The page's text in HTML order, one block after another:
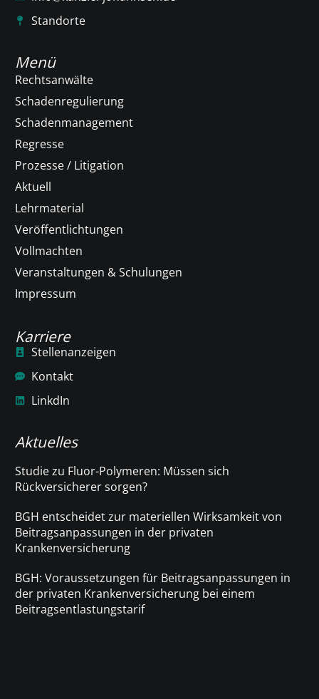
Standorte
Menü
Rechtsanwälte
Schadenregulierung
Schadenmanagement
Regresse
Prozesse / Litigation
Aktuell
Lehrmaterial
Veröffentlichtungen
Vollmachten
Veranstaltungen & Schulungen
Impressum
Karriere
Stellenanzeigen
Kontakt
LinkdIn
Aktuelles
Studie zu Fluor-Polymeren: Müssen sich
Rückversicherer sorgen?
BGH entscheidet zur materiellen Wirksamkeit von
Beitragsanpassungen in der privaten
Krankenversicherung
BGH: Voraussetzungen für Beitragsanpassungen in
der privaten Krankenversicherung bei einem
Beitragsentlastungstarif